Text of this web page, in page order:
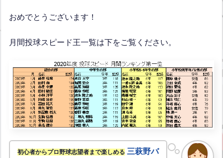
おめでとうございます！
月間投球スピード王一覧は下をご覧ください。
初心者からプロ野球志望者まで楽しめる 三萩野バ